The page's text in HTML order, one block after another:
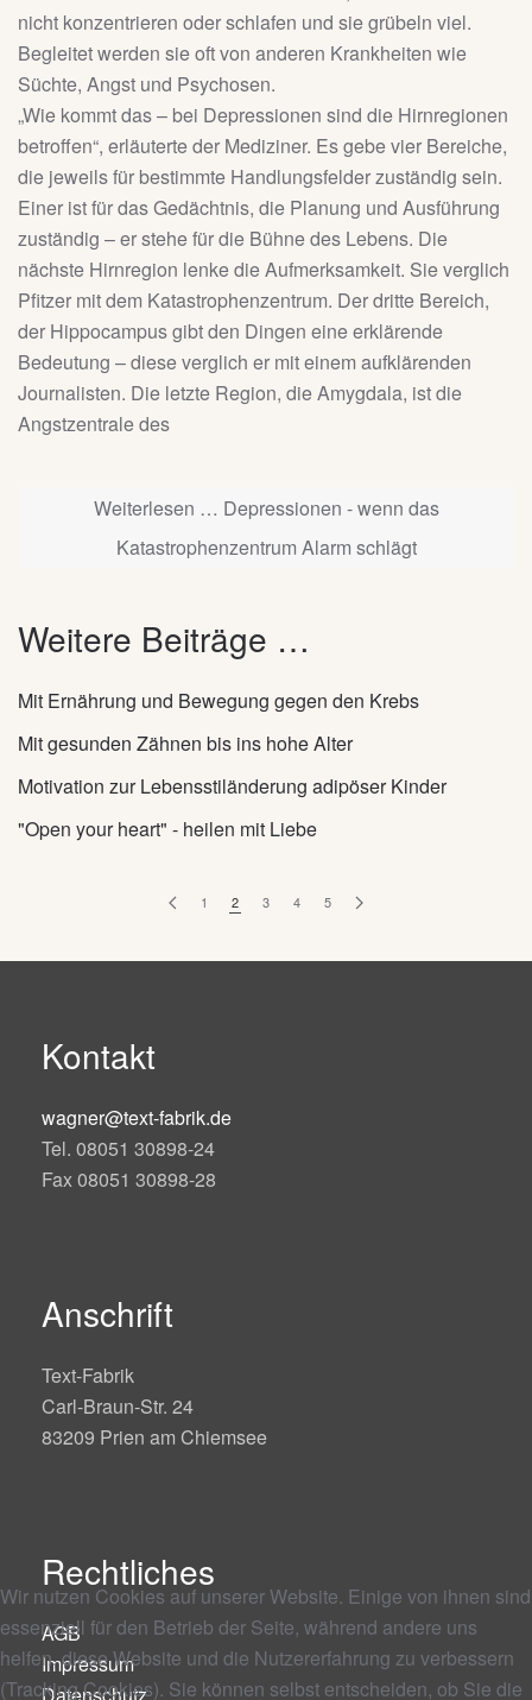
nicht konzentrieren oder schlafen und sie grübeln viel.
Begleitet werden sie oft von anderen Krankheiten wie
Süchte, Angst und Psychosen.
„Wie kommt das – bei Depressionen sind die Hirnregionen
betroffen“, erläuterte der Mediziner. Es gebe vier Bereiche,
die jeweils für bestimmte Handlungsfelder zuständig sein.
Einer ist für das Gedächtnis, die Planung und Ausführung
zuständig – er stehe für die Bühne des Lebens. Die
nächste Hirnregion lenke die Aufmerksamkeit. Sie verglich
Pfitzer mit dem Katastrophenzentrum. Der dritte Bereich,
der Hippocampus gibt den Dingen eine erklärende
Bedeutung – diese verglich er mit einem aufklärenden
Journalisten. Die letzte Region, die Amygdala, ist die
Angstzentrale des
Weiterlesen … Depressionen - wenn das
Katastrophenzentrum Alarm schlägt
Weitere Beiträge …
Mit Ernährung und Bewegung gegen den Krebs
Mit gesunden Zähnen bis ins hohe Alter
Motivation zur Lebensstiländerung adipöser Kinder
"Open your heart" - heilen mit Liebe
1 2 3 4 5
Kontakt
wagner@text-fabrik.de
Tel. 08051 30898-24
Fax 08051 30898-28
Anschrift
Text-Fabrik
Carl-Braun-Str. 24
83209 Prien am Chiemsee
Rechtliches
AGB
Impressum
Wir nutzen Cookies auf unserer Website. Einige von ihnen sind
essenziell für den Betrieb der Seite, während andere uns
helfen, diese Website und die Nutzererfahrung zu verbessern
(Tracking Cookies). Sie können selbst entscheiden, ob Sie die